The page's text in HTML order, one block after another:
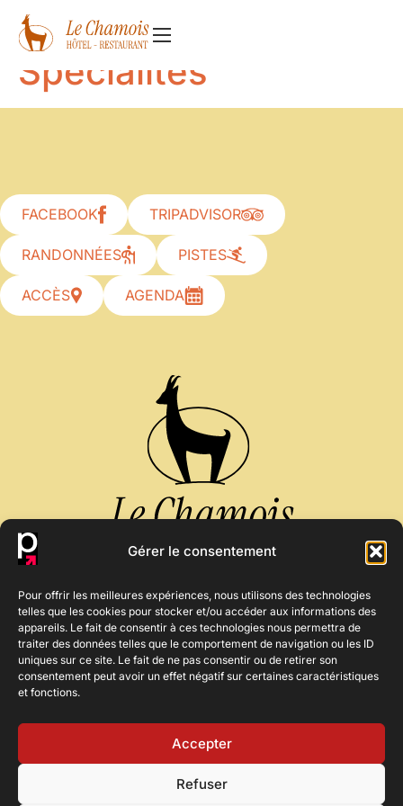
Gérer le consentement
Pour offrir les meilleures expériences, nous utilisons des technologies
telles que les cookies pour stocker et/ou accéder aux informations des
appareils. Le fait de consentir à ces technologies nous permettra de
traiter des données telles que le comportement de navigation ou les ID
uniques sur ce site. Le fait de ne pas consentir ou de retirer son
consentement peut avoir un effet négatif sur certaines caractéristiques
et fonctions.
Accepter
Refuser
Catégorie :
Spécialités
FACEBOOK TRIPADVISOR
RANDONNÉES PISTES
ACCÈS AGENDA
Adresse
164 chemin de La LAPIAZ, Praz de
Lys
74440 Taninges
Contact &
Réservation
04 50 34 22 72